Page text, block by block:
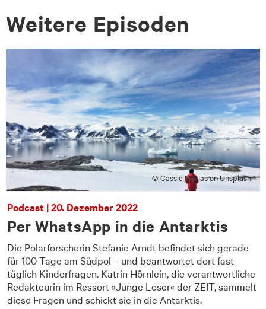
Wei­te­re Epi­so­den
© Cassie Matias on Unsplash
Podcast | 20. Dezember 2022
Per WhatsApp in die Antarktis
Die Polarforscherin Stefanie Arndt befindet sich gerade
für 100 Tage am Südpol – und beantwortet dort fast
täglich Kinderfragen. Katrin Hörnlein, die verantwortliche
Redakteurin im Ressort »Junge Leser« der ZEIT, sammelt
diese Fragen und schickt sie in die Antarktis.